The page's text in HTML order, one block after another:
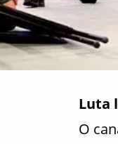
Luta
O